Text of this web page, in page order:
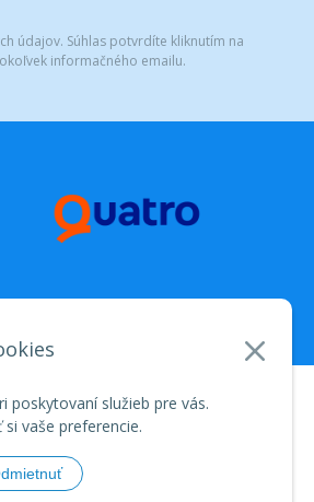
poskytovaní služieb pre vás.
vaše preferencie.
údajov. Súhlas potvrdíte kliknutím na
informačného emailu.
návštevnosti•